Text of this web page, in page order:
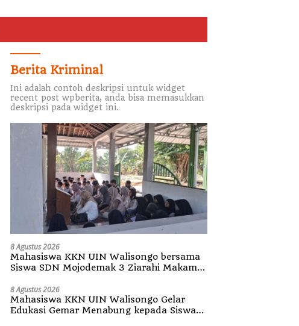
Berita Kriminal
Ini adalah contoh deskripsi untuk widget
recent post wpberita, anda bisa memasukkan
deskripsi pada widget ini.
8 Agustus 2026
Mahasiswa KKN UIN Walisongo bersama
Siswa SDN Mojodemak 3 Ziarahi Makam
8 Agustus 2026
Mahasiswa KKN UIN Walisongo Gelar
Edukasi Gemar Menabung kepada Siswa